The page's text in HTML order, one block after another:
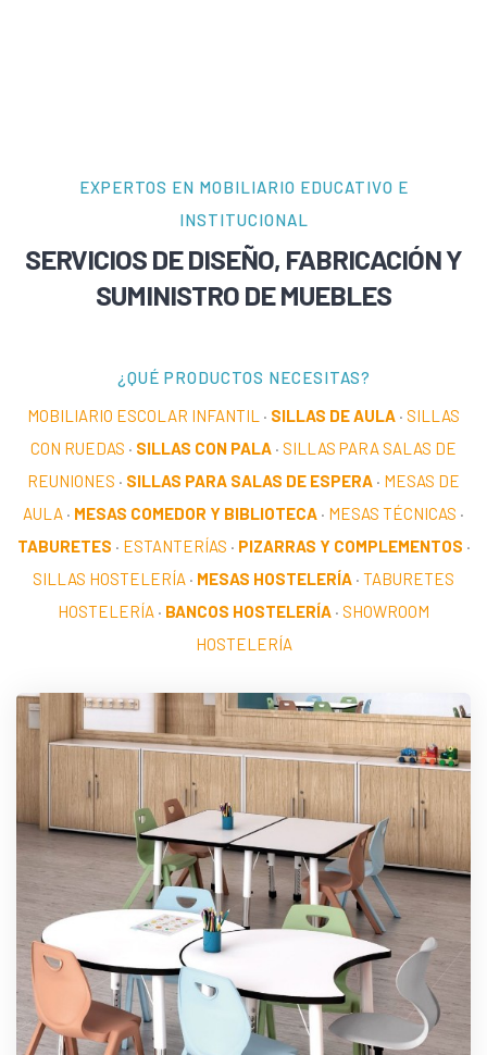
EXPERTOS EN MOBILIARIO EDUCATIVO E
INSTITUCIONAL
SERVICIOS DE DISEÑO, FABRICACIÓN Y
SUMINISTRO DE MUEBLES
¿QUÉ PRODUCTOS NECESITAS?
MOBILIARIO ESCOLAR INFANTIL · SILLAS DE AULA · SILLAS
CON RUEDAS · SILLAS CON PALA · SILLAS PARA SALAS DE
REUNIONES · SILLAS PARA SALAS DE ESPERA · MESAS DE
AULA · MESAS COMEDOR Y BIBLIOTECA · MESAS TÉCNICAS ·
TABURETES · ESTANTERÍAS · PIZARRAS Y COMPLEMENTOS ·
SILLAS HOSTELERÍA · MESAS HOSTELERÍA · TABURETES
HOSTELERÍA · BANCOS HOSTELERÍA · SHOWROOM
HOSTELERÍA